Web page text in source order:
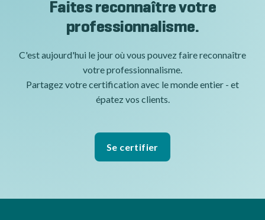
Faites reconnaître votre
professionnalisme.
C'est aujourd'hui le jour où vous pouvez faire reconnaître
votre professionnalisme.
Partagez votre certification avec le monde entier - et
épatez vos clients.
Se certifier